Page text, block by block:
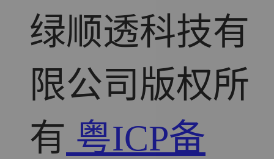
绿顺透科技有
限公司版权所
有 粤ICP备